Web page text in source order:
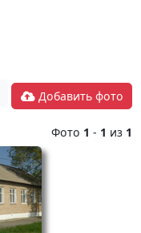
Добавить фото
Фото 1 - 1 из 1